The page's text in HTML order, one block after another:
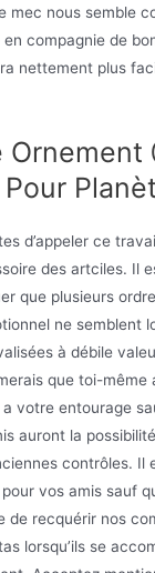
mec nous semble
compagnie de
nettement plus
Ornement
d’appeler ce
des artciles. Il
que plusieurs
ne semblent
à débile
que toi-même
votre entourage
auront la
contrôles. Il
vos amis sauf
de recquérir nos
lorsqu’ils se